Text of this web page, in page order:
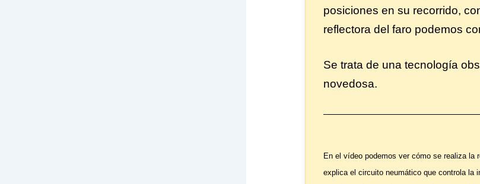
posiciones en su recorrido,
reflectora del faro podemos
Se trata de una tecnología
novedosa.
En el vídeo podemos ver cómo se realiza la
explica el circuito neumático que controla la